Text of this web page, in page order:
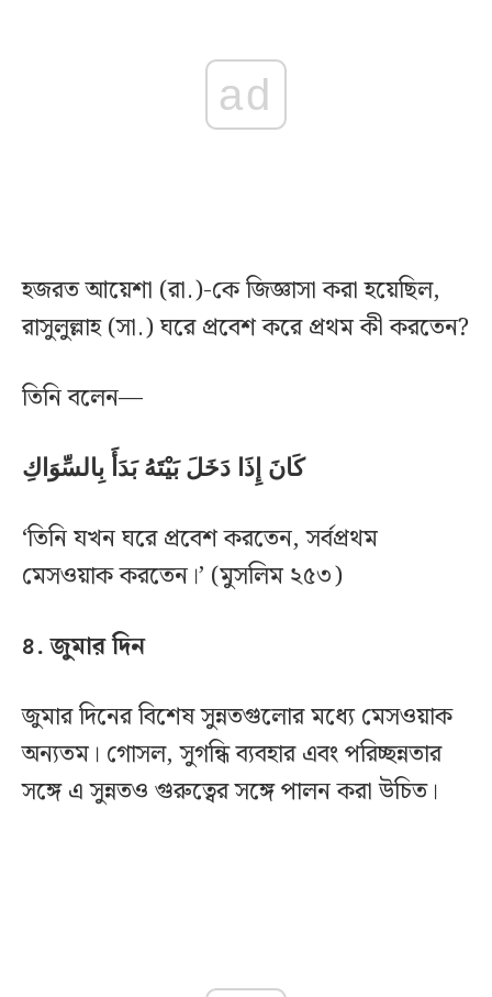
ad
হজরত আয়েশা (রা.)-কে জিজ্ঞাসা করা হয়েছিল,
রাসুলুল্লাহ (সা.) ঘরে প্রবেশ করে প্রথম কী করতেন?
তিনি বলেন—
كَانَ إِذَا دَخَلَ بَيْتَهُ بَدَأَ بِالسِّوَاكِ
‘তিনি যখন ঘরে প্রবেশ করতেন, সর্বপ্রথম
মেসওয়াক করতেন।’ (মুসলিম ২৫৩)
৪. জুমার দিন
জুমার দিনের বিশেষ সুন্নতগুলোর মধ্যে মেসওয়াক
অন্যতম। গোসল, সুগন্ধি ব্যবহার এবং পরিচ্ছন্নতার
সঙ্গে এ সুন্নতও গুরুত্বের সঙ্গে পালন করা উচিত।